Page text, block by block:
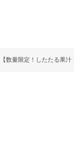
【数量限定！したたる果